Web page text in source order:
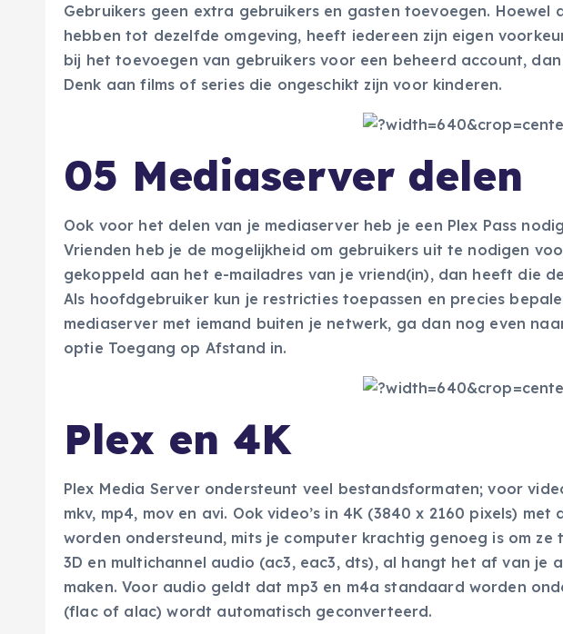
Gebruikers geen extra gebruikers en gasten toevoegen.
hebben tot dezelfde omgeving, heeft iedereen zijn eigen
bij het toevoegen van gebruikers voor een beheerd account,
Denk aan films of series die ongeschikt zijn voor kinderen.
05 Mediaserver delen
Ook voor het delen van je mediaserver heb je een Plex Pass
Vrienden heb je de mogelijkheid om gebruikers uit te nodigen
gekoppeld aan het e-mailadres van je vriend(in), dan heeft die
Als hoofdgebruiker kun je restricties toepassen en precies
mediaserver met iemand buiten je netwerk, ga dan nog even
optie Toegang op Afstand in.
Plex en 4K
Plex Media Server ondersteunt veel bestandsformaten; voor
mkv, mp4, mov en avi. Ook video’s in 4K (3840 x 2160 pixels)
worden ondersteund, mits je computer krachtig genoeg is om
3D en multichannel audio (ac3, eac3, dts), al hangt het af van
maken. Voor audio geldt dat mp3 en m4a standaard worden
(flac of alac) wordt automatisch geconverteerd.